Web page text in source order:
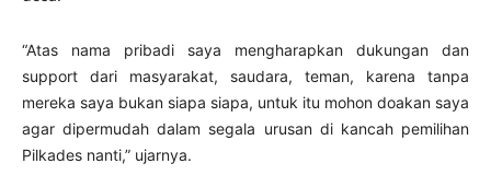
“Atas nama pribadi saya mengharapkan dukungan dan
support dari masyarakat, saudara, teman, karena tanpa
mereka saya bukan siapa siapa, untuk itu mohon doakan saya
agar dipermudah dalam segala urusan di kancah pemilihan
Pilkades nanti,” ujarnya.